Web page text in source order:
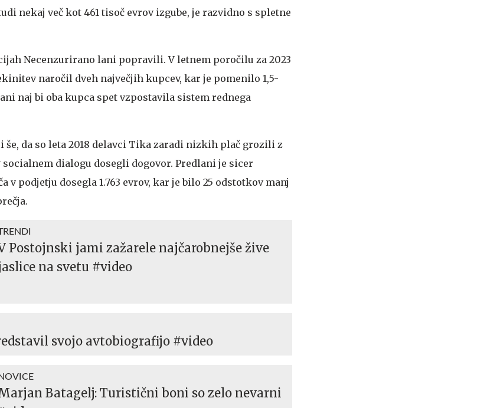
nekaj več kot 461 tisoč evrov izgube, je razvidno s spletne
Necenzurirano lani popravili. V letnem poročilu za 2023
naročil dveh največjih kupcev, kar je pomenilo 1,5-
naj bi oba kupca spet vzpostavila sistem rednega
da so leta 2018 delavci Tika zaradi nizkih plač grozili z
dialogu dosegli dogovor. Predlani je sicer
v podjetju dosegla 1.763 evrov, kar je bilo 25 odstotkov manj
Postojnski jami zažarele najčarobnejše žive
na svetu #video
svojo avtobiografijo #video
Batagelj: Turistični boni so zelo nevarni